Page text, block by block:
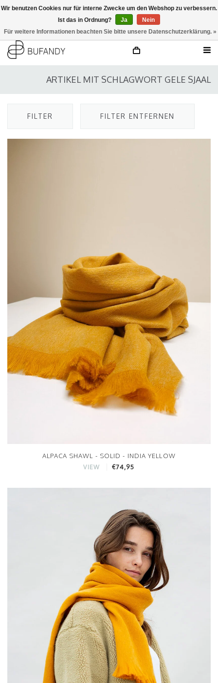
ARTIKEL MIT SCHLAGWORT GELE SJAAL
FILTER FILTER ENTFERNEN
ALPACA SHAWL - SOLID - INDIA YELLOW
VIEW €74,95
Wir benutzen Cookies nur für interne Zwecke um den Webshop zu verbessern.
Ist das in Ordnung?
Ja
Nein
Für weitere Informationen beachten Sie bitte unsere Datenschutzerklärung. »